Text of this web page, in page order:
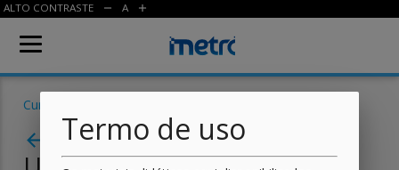
Termo de uso
ALTO CONTRASTE remove A add
Cursos
arrow_back Aula 01 - Olá, Mundo! -